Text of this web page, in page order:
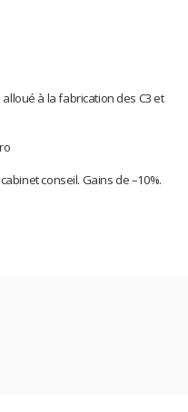
à la fabrication des C3 et
conseil. Gains de –10%.